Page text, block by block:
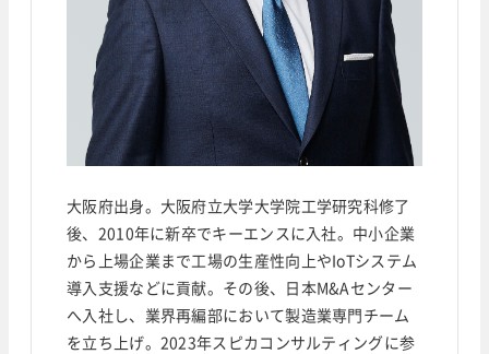
大阪府出身。大阪府立大学大学院工学研究科修了
後、2010年に新卒でキーエンスに入社。中小企業
から上場企業まで工場の生産性向上やIoTシステム
導入支援などに貢献。その後、日本M&Aセンター
へ入社し、業界再編部において製造業専門チーム
を立ち上げ。2023年スピカコンサルティングに参